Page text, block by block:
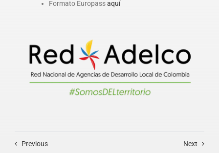
Formato Europassaquí
Previous Next